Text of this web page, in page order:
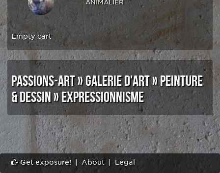
ANIMALIER
Empty cart
PASSIONS-ART»GALERIE D'ART»PEINTURE
& DESSIN»EXPRESSIONNISME
Get exposure!| About Legal